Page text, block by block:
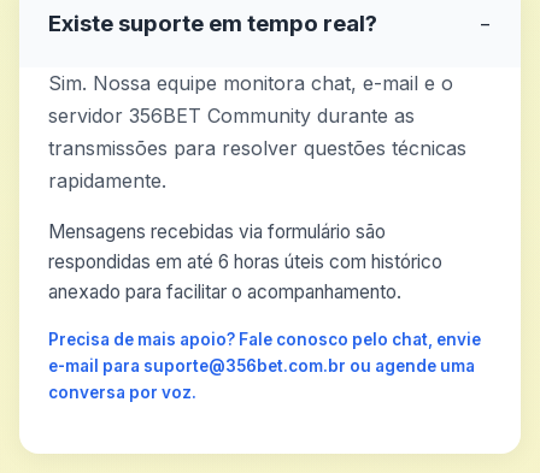
Existe suporte em tempo real? −
Sim. Nossa equipe monitora chat, e-mail e o
servidor 356BET Community durante as
transmissões para resolver questões técnicas
rapidamente.
Mensagens recebidas via formulário são
respondidas em até 6 horas úteis com histórico
anexado para facilitar o acompanhamento.
Precisa de mais apoio? Fale conosco pelo chat, envie
e-mail para suporte@356bet.com.br ou agende uma
conversa por voz.